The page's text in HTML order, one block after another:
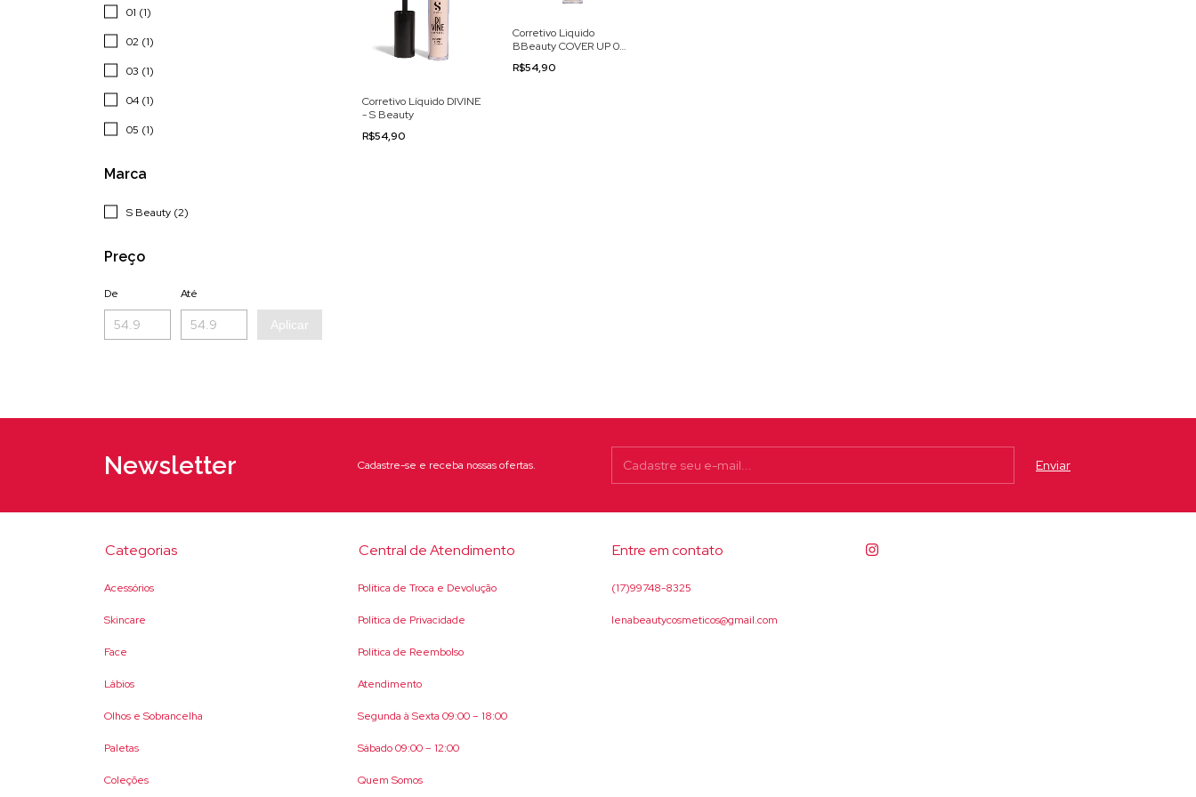
01 (1)
02 (1)
03 (1)
04 (1)
05 (1)
Marca
S Beauty (2)
Preço
De Até
Aplicar
Corretivo Líquido DIVINE
- S Beauty
R$54,90
Corretivo Liquido
BBeauty COVER UP 04
R$54,90
Newsletter Cadastre-se e receba nossas ofertas.
Categorias
Acessórios
Skincare
Face
Lábios
Olhos e Sobrancelha
Paletas
Coleções
Central de Atendimento
Política de Troca e Devolução
Política de Privacidade
Política de Reembolso
Atendimento
Segunda à Sexta 09:00 – 18:00
Sábado 09:00 – 12:00
Quem Somos
Entre em contato
(17)99748-8325
lenabeautycosmeticos@gmail.com